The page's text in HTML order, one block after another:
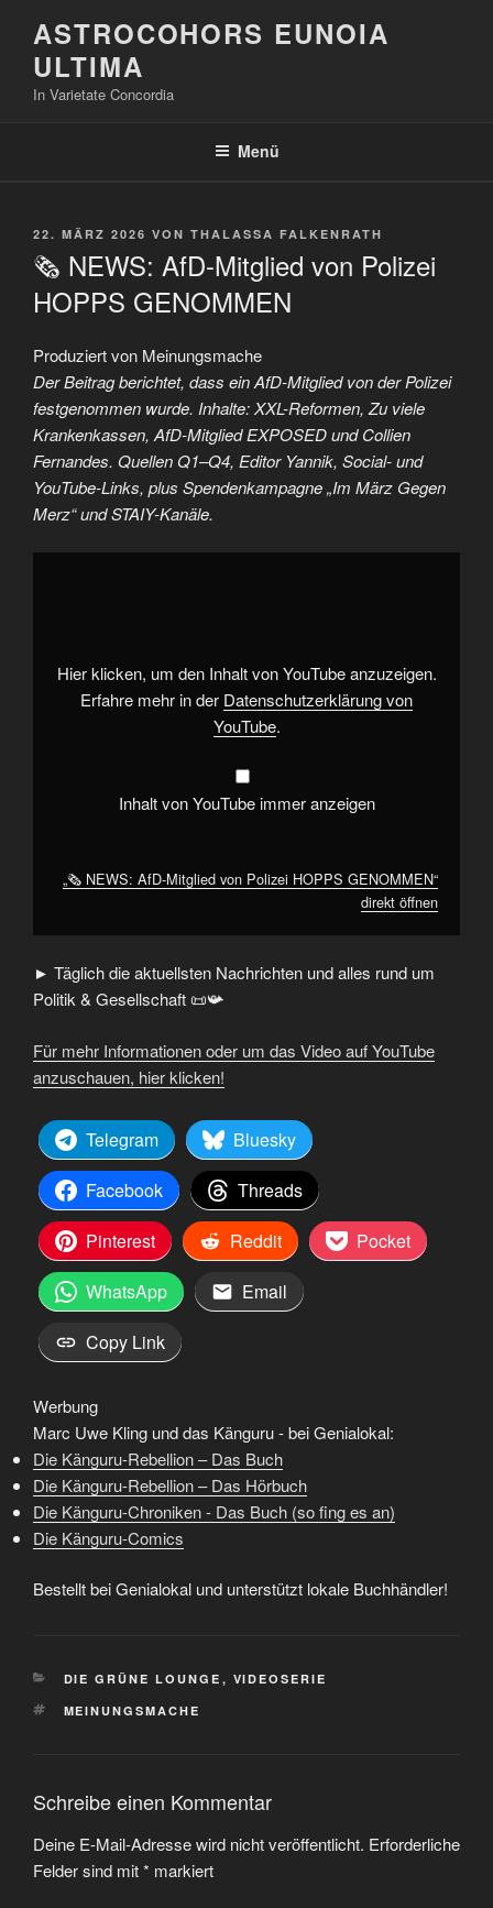
Inhalt
springen
ASTROCOHORS EUNOIA
ULTIMA
In Varietate Concordia
Menü
VERÖFFENTLICHT
AM
22. MÄRZ 2026 VON THALASSA FALKENRATH
🗞️ NEWS: AfD-Mitglied von Polizei
HOPPS GENOMMEN
Produziert von Meinungsmache
Der Beitrag berichtet, dass ein AfD-Mitglied von der Polizei
festgenommen wurde. Inhalte: XXL-Reformen, Zu viele
Krankenkassen, AfD-Mitglied EXPOSED und Collien
Fernandes. Quellen Q1–Q4, Editor Yannik, Social- und
YouTube-Links, plus Spendenkampagne „Im März Gegen
Merz“ und STAIY-Kanäle.
„🗞️
GENOMMEN“
von
YouTube
anzeigen
Hier klicken, um den Inhalt von YouTube anzuzeigen.
Erfahre mehr in der Datenschutzerklärung von
YouTube.
Inhalt von YouTube immer anzeigen
„🗞️ NEWS: AfD-Mitglied von Polizei HOPPS GENOMMEN“
direkt öffnen
► Täglich die aktuellsten Nachrichten und alles rund um
Politik & Gesellschaft 📜📯
Für mehr Informationen oder um das Video auf YouTube
anzuschauen, hier klicken!
Telegram
Bluesky
Facebook
Threads
Pinterest
Reddit
Pocket
WhatsApp
Email
Copy Link
Werbung
Marc Uwe Kling und das Känguru - bei Genialokal:
Die Känguru-Rebellion – Das Buch
Die Känguru-Rebellion – Das Hörbuch
Die Känguru-Chroniken - Das Buch (so fing es an)
Die Känguru-Comics
Bestellt bei Genialokal und unterstützt lokale Buchhändler!
KATEGORIEN
DIE GRÜNE LOUNGE , VIDEOSERIE
SCHLAGWÖRTER
MEINUNGSMACHE
Schreibe einen Kommentar
Deine E-Mail-Adresse wird nicht veröffentlicht. Erforderliche
Felder sind mit* markiert